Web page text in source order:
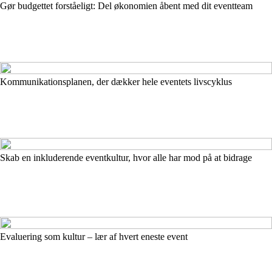
Gør budgettet forståeligt: Del økonomien åbent med dit eventteam
Kommunikationsplanen, der dækker hele eventets livscyklus
Skab en inkluderende eventkultur, hvor alle har mod på at bidrage
Evaluering som kultur – lær af hvert eneste event